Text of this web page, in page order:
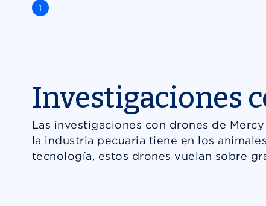
Go to slide
1
Investigaciones
Las investigaciones con drones de
la industria pecuaria tiene en los
tecnología, estos drones vuelan sobre